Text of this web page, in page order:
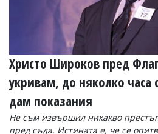
Христо Широков пред
укривам, до няколко часа
дам показания
Не съм извършил никакво
пред съда. Истината е, че се